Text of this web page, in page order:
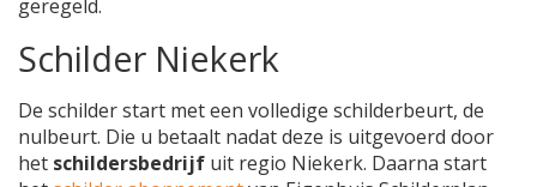
geregeld.
Schilder Niekerk
De schilder start met een volledige schilderbeurt, de
nulbeurt. Die u betaalt nadat deze is uitgevoerd door
het schildersbedrijf uit regio Niekerk. Daarna start